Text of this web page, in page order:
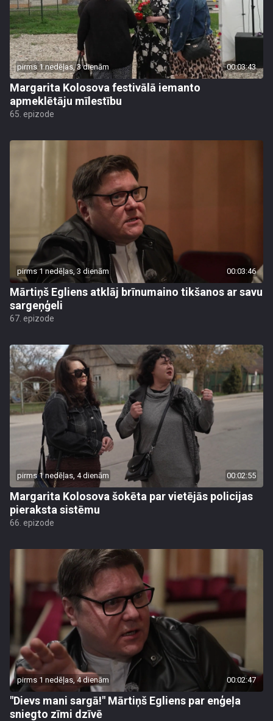
pirms 1 nedēļas, 3 dienām 00:03:43
Margarita Kolosova festivālā iemanto
apmeklētāju mīlestību
65. epizode
pirms 1 nedēļas, 3 dienām 00:03:46
Mārtiņš Egliens atklāj brīnumaino tikšanos ar savu
sargeņģeli
67. epizode
pirms 1 nedēļas, 4 dienām 00:02:55
Margarita Kolosova šokēta par vietējās policijas
pieraksta sistēmu
66. epizode
pirms 1 nedēļas, 4 dienām 00:02:47
"Dievs mani sargā!" Mārtiņš Egliens par enģeļa
sniegto zīmi dzīvē